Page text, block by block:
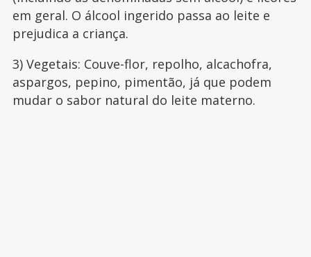
em geral. O álcool ingerido passa ao leite e
prejudica a criança.
3) Vegetais: Couve-flor, repolho, alcachofra,
aspargos, pepino, pimentão, já que podem
mudar o sabor natural do leite materno.